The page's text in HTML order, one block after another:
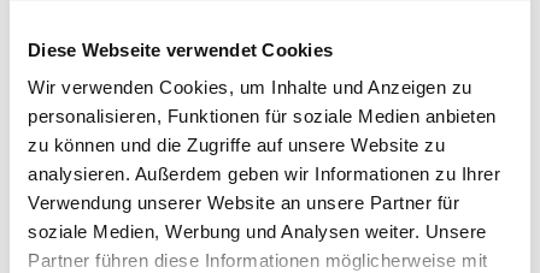
Diese Webseite verwendet Cookies
Wir verwenden Cookies, um Inhalte und Anzeigen zu
personalisieren, Funktionen für soziale Medien anbieten
zu können und die Zugriffe auf unsere Website zu
analysieren. Außerdem geben wir Informationen zu Ihrer
Verwendung unserer Website an unsere Partner für
soziale Medien, Werbung und Analysen weiter. Unsere
Partner führen diese Informationen möglicherweise mit
Aufwand verbessern
Bei manchen Portfolien zeigt sich, dass einzelne
Investments einen sehr hohen Anteil am Gesamtergebnis
ausmachen. Dies kann man sich zu nutzen machen und
bei ausgewählten Einzelengagements ganz gezielt eine
Verbesserung der Datenqualität umsetzen.
Des Weiteren kann eine deutliche Verbesserung der
Datenqualität durch bessere Pflege weniger bestimmter